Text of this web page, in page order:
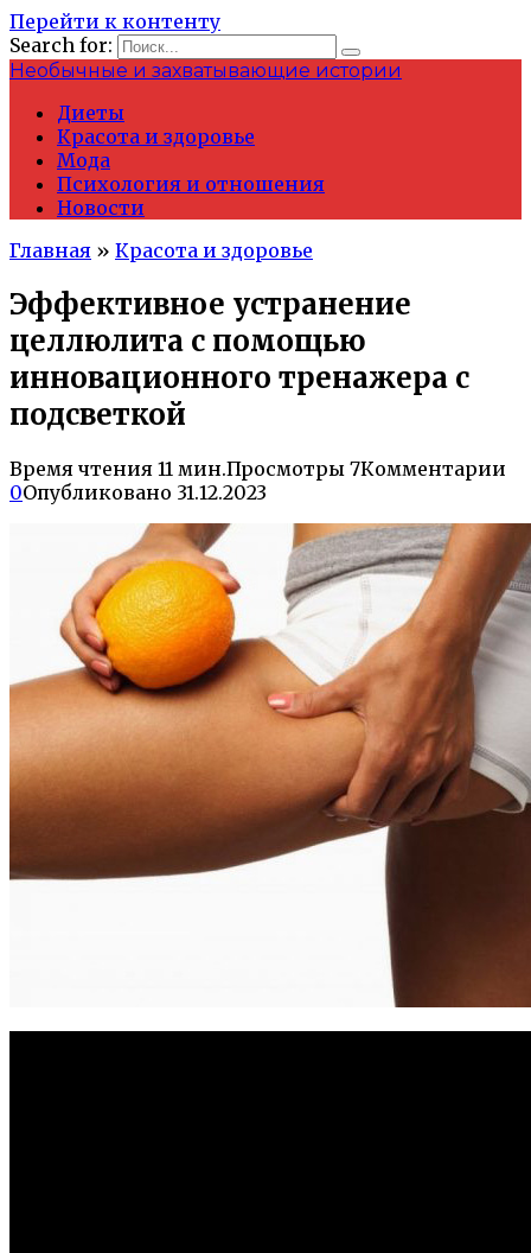
Перейти к контенту
Search for:
Необычные и захватывающие истории
Диеты
Красота и здоровье
Мода
Психология и отношения
Новости
Главная » Красота и здоровье
Эффективное устранение
целлюлита с помощью
инновационного тренажера с
подсветкой
Время чтения 11 мин.Просмотры 7Комментарии
0Опубликовано 31.12.2023